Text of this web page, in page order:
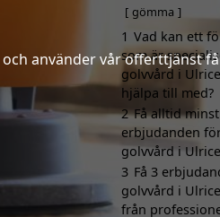
använder vår offerttjänst
gömma
1 Vad kan ett
som är
golvvård i
hjälpa till med?
2 Få alltid
erbjudanden
golvvård i
3 Få 3
golvvård i
från